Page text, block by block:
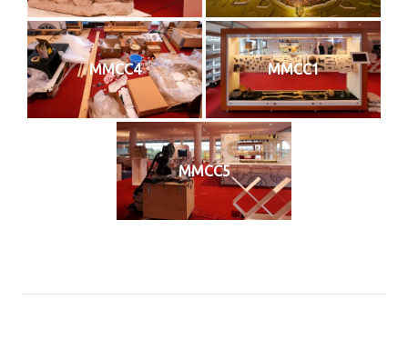
MMCC4 MMCC1
MMCC5